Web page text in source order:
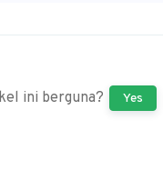
ini berguna? Yes